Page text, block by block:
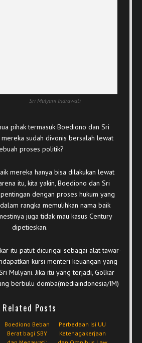
Sri Mulyani Indrawati
pihak termasuk Boediono dan Sri
mereka sudah divonis bersalah lewat
proses politik?
mereka hanya bisa dilakukan lewat
itu, kita yakin, Boediono dan Sri
dengan proses hukum yang
rangka memulihkan nama baik
juga tidak mau kasus Century
dipetieskan.
itu patut dicurigai sebagai alat tawar-
kursi menteri keuangan yang
Mulyani. Jika itu yang terjadi, Golkar
berbulu domba(mediaindonesia/IM)
Related Posts
Boediono Beban
Berat bagi SBY
Perbedaan Isi UU
Ketenagakerjaan